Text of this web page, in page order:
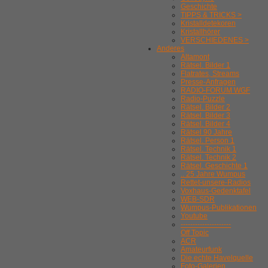
Geschichte
TIPPS & TRICKS >
Kristalldetekoren
Kristallhörer
VERSCHIEDENES >
Anderes
Altamont
Rätsel. Bilder 1
Flatrates, Streams
Presse-Anfragen
RADIO-FORUM WGF
Radio-Puzzle
Rätsel. Bilder 2
Rätsel. Bilder 3
Rätsel. Bilder 4
Rätsel 90 Jahre
Rätsel. Person 1
Rätsel. Technik 1
Rätsel. Technik 2
Rätsel. Geschichte 1
.. 25 Jahre Wumpus
Rettet-unsere-Radios
Voxhaus-Gedenktafel
WEB-SDR
Wumpus-Publikationen
Youtube
---------------------
Off Topic
ACR
Amateurfunk
Die echte Havelquelle
Foto-Galerien